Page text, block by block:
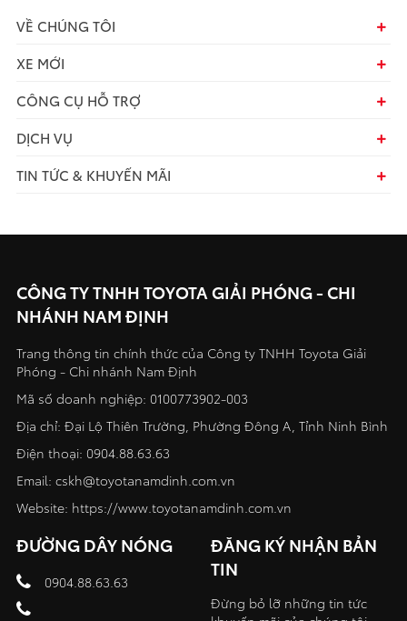
VỀ CHÚNG TÔI
XE MỚI
CÔNG CỤ HỖ TRỢ
DỊCH VỤ
TIN TỨC & KHUYẾN MÃI
CÔNG TY TNHH TOYOTA GIẢI PHÓNG - CHI
NHÁNH NAM ĐỊNH
Trang thông tin chính thức của Công ty TNHH Toyota Giải
Phóng - Chi nhánh Nam Định
Mã số doanh nghiệp: 0100773902-003
Địa chỉ: Đại Lộ Thiên Trường, Phường Đông A, Tỉnh Ninh Bình
Điện thoại: 0904.88.63.63
Email: cskh@toyotanamdinh.com.vn
Website: https://www.toyotanamdinh.com.vn
ĐƯỜNG DÂY NÓNG
0904.88.63.63
ĐĂNG KÝ NHẬN BẢN
TIN
Đừng bỏ lỡ những tin tức